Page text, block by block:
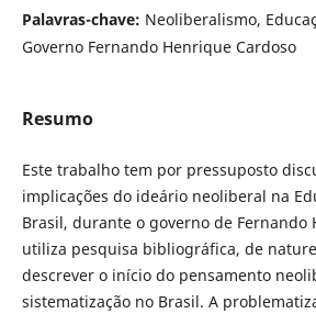
Palavras-chave: Neoliberalismo,
Governo Fernando Henrique Cardoso
Resumo
Este trabalho tem por pressuposto
implicações do ideário neoliberal na
Brasil, durante o governo de Fernando
utiliza pesquisa bibliográfica, de
descrever o início do pensamento
sistematização no Brasil. A